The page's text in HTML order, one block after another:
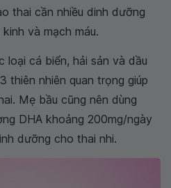
thai cần nhiều dinh dưỡng
và mạch máu.
loại cá biển, hải sản và dầu
thiên nhiên quan trọng giúp
Mẹ bầu cũng nên dùng
DHA khoảng 200mg/ngày
dưỡng cho thai nhi.